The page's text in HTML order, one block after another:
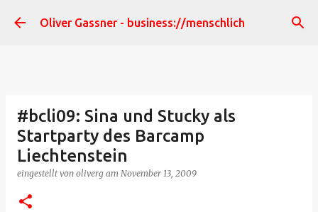
Direkt zum Hauptbereich
Oliver Gassner - business://menschlich
#bcli09: Sina und Stucky als
Startparty des Barcamp
Liechtenstein
eingestellt von oliverg am November 13, 2009